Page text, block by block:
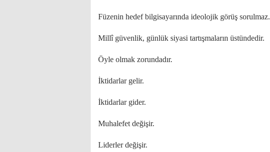
Füzenin hedef bilgisayarında ideolojik görüş sorulmaz.
Millî güvenlik, günlük siyasi tartışmaların üstündedir.
Öyle olmak zorundadır.
İktidarlar gelir.
İktidarlar gider.
Muhalefet değişir.
Liderler değişir.